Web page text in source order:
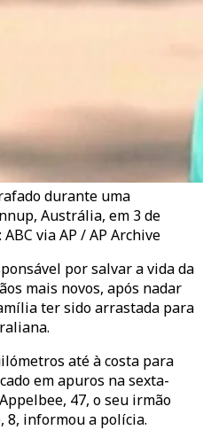
durante uma
Austrália, em 3 de
via AP / AP Archive
por salvar a vida da
mais novos, após nadar
ter sido arrastada para
até à costa para
em apuros na sexta-
47, o seu irmão
8, informou a polícia.